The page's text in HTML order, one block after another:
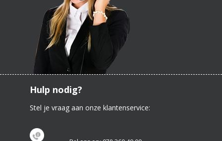
Hulp nodig?
Stel je vraag aan onze klantenservice: